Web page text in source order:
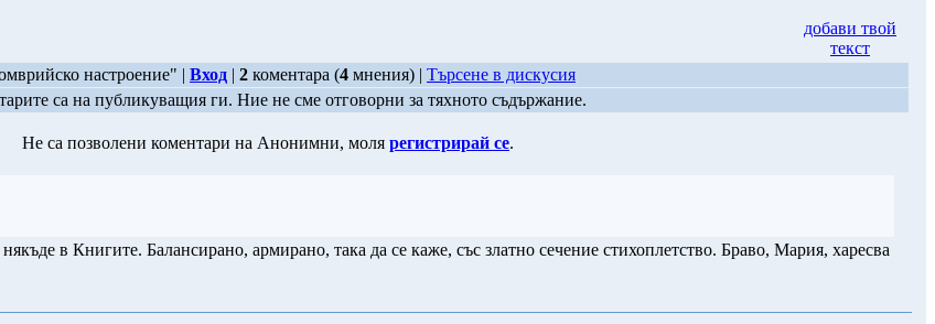
добави твой
текст
настроение" | Вход | 2 коментара (4 мнения) | Търсене в дискусия
са на публикуващия ги. Ние не сме отговорни за тяхното съдържание.
Не са позволени коментари на Анонимни, моля регистрирай се.
в Книгите. Балансирано, армирано, така да се каже, със златно сечение стихоплетство. Браво, Мария, харесва